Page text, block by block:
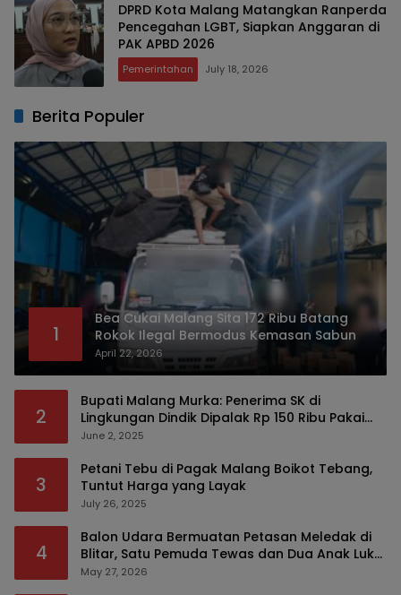
DPRD Kota Malang Matangkan Ranperda
Pencegahan LGBT, Siapkan Anggaran di
PAK APBD 2026 ‎
Pemerintahan July 18, 2026
Berita Populer
1
Bea Cukai Malang Sita 172 Ribu Batang
Rokok Ilegal Bermodus Kemasan Sabun
April 22, 2026
2
Bupati Malang Murka: Penerima SK di
Lingkungan Dindik Dipalak Rp 150 Ribu Pakai
Modus Tumpengan, KPK Turut Pantau
June 2, 2025
3
Petani Tebu di Pagak Malang Boikot Tebang,
Tuntut Harga yang Layak
July 26, 2025
4
Balon Udara Bermuatan Petasan Meledak di
Blitar, Satu Pemuda Tewas dan Dua Anak Luka
Serius
May 27, 2026